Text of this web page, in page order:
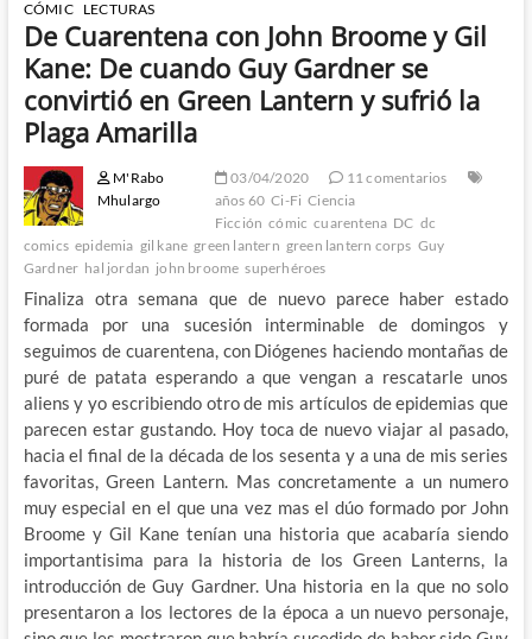
CÓMIC LECTURAS
De Cuarentena con John Broome y Gil
Kane: De cuando Guy Gardner se
convirtió en Green Lantern y sufrió la
Plaga Amarilla
M'Rabo
Mhulargo
03/04/2020
11 comentarios
años 60 Ci-Fi Ciencia
Ficción cómic cuarentena DC dc
comics epidemia gil kane green lantern green lantern corps Guy
Gardner hal jordan john broome superhéroes
Finaliza otra semana que de nuevo parece haber estado
formada por una sucesión interminable de domingos y
seguimos de cuarentena, con Diógenes haciendo montañas de
puré de patata esperando a que vengan a rescatarle unos
aliens y yo escribiendo otro de mis artículos de epidemias que
parecen estar gustando. Hoy toca de nuevo viajar al pasado,
hacia el final de la década de los sesenta y a una de mis series
favoritas, Green Lantern. Mas concretamente a un numero
muy especial en el que una vez mas el dúo formado por John
Broome y Gil Kane tenían una historia que acabaría siendo
importantisima para la historia de los Green Lanterns, la
introducción de Guy Gardner. Una historia en la que no solo
presentaron a los lectores de la época a un nuevo personaje,